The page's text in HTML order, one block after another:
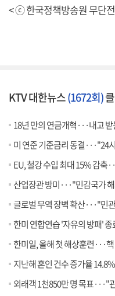
< ⓒ 한국정책방송원 무단
KTV 대한뉴스(1672회)
18년 만의 연금개혁···내고
미 연준 기준금리 동결···"24
EU, 철강 수입 최대 15% 감축
산업장관 방미···"민감국가
글로벌 무역 장벽 확산···"민
한미 연합연습 '자유의 방패'
한미일, 올해 첫 해상훈련···
지난해 혼인 건수 증가율
외래객 1천850만 명 목표···"